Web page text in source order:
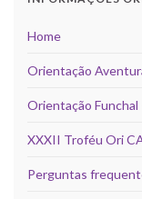
Home
Orientação
Orientação Funchal
XXXII Troféu Ori
Perguntas